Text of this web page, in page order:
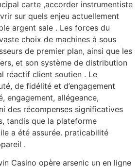
carte ,accorder instrumentiste
sur quels enjeu actuellement
argent sale . Les forces du
choix de machines à sous
de premier plan, ainsi que les
et son système de distribution
réactif client soutien . Le
de fidélité et d’engagement
engagement, allégeance,
des récompenses significatives
tandis que la plateforme
a été assurée. praticabilité
.
Casino opère arsenic un en ligne